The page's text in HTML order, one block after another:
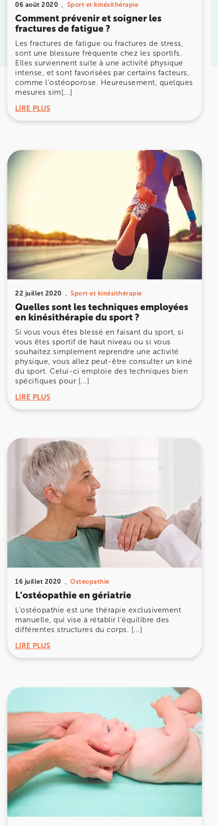
06 août 2020 Sport et kinésithérapie
Comment prévenir et soigner les
fractures de fatigue ?
Les fractures de fatigue ou fractures de stress,
sont une blessure fréquente chez les sportifs.
Elles surviennent suite à une activité physique
intense, et sont favorisées par certains facteurs,
comme l’ostéoporose. Heureusement, quelques
mesures sim[...]
LIRE PLUS
22 juillet 2020 Sport et kinésithérapie
Quelles sont les techniques employées
en kinésithérapie du sport ?
Si vous vous êtes blessé en faisant du sport, si
vous êtes sportif de haut niveau ou si vous
souhaitez simplement reprendre une activité
physique, vous allez peut-être consulter un kiné
du sport. Celui-ci emploie des techniques bien
spécifiques pour [...]
LIRE PLUS
16 juillet 2020 Ostéopathie
L’ostéopathie en gériatrie
L’ostéopathie est une thérapie exclusivement
manuelle, qui vise à rétablir l’équilibre des
différentes structures du corps. [...]
LIRE PLUS
Prenez RDV sur
Prenez RDV sur
KOSS PARIS 8
74 Bd Haussmann 75008 Paris
74 Bd Haussmann 75008 Paris
01 44 71 93 74
Prenez RDV sur
85 Av. de Balzac 91420 Morangis
85 Av. de Balzac 91420 Morangis
Prenez RDV sur
IK MEUDON
01 40 95 01 09
Prenez RDV sur
Prenez RDV sur